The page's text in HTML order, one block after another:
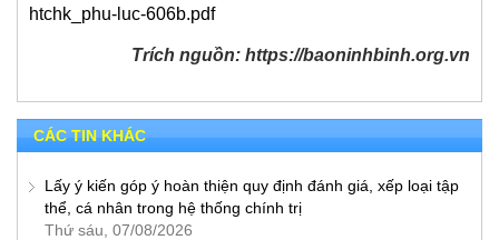
htchk_phu-luc-606b.pdf
Trích nguồn: https://baoninhbinh.org.vn
CÁC TIN KHÁC
Lấy ý kiến góp ý hoàn thiện quy định đánh giá, xếp loại tập
thể, cá nhân trong hệ thống chính trị
Thứ sáu, 07/08/2026